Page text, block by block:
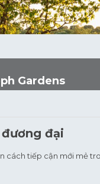
Gardens
đại
tiếp cận mới mẻ